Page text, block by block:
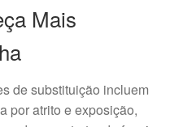
Mais
de substituição incluem
por atrito e exposição,